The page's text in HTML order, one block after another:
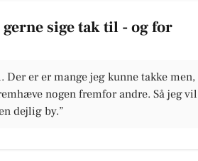
sige tak til - og for
er er mange jeg kunne takke men,
nogen fremfor andre. Så jeg vil
dejlig by.”